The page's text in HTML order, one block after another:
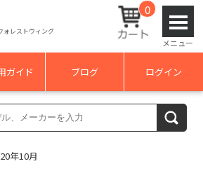
ォレストウィング
ガイド ブログ ログイン
0
メニュー
検索
年10月